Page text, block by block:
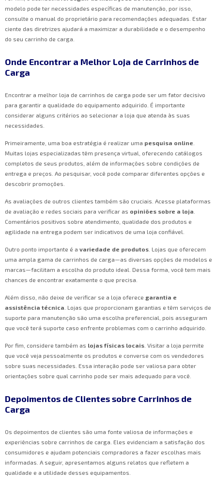
modelo pode ter necessidades específicas de manutenção, por isso,
consulte o manual do proprietário para recomendações adequadas. Estar
ciente das diretrizes ajudará a maximizar a durabilidade e o desempenho
do seu carrinho de carga.
Onde Encontrar a Melhor Loja de Carrinhos de
Carga
Encontrar a melhor loja de carrinhos de carga pode ser um fator decisivo
para garantir a qualidade do equipamento adquirido. É importante
considerar alguns critérios ao selecionar a loja que atenda às suas
necessidades.
Primeiramente, uma boa estratégia é realizar uma pesquisa online
Muitas lojas especializadas têm presença virtual, oferecendo catálogos
completos de seus produtos, além de informações sobre condições de
entrega e preços. Ao pesquisar, você pode comparar diferentes opções e
descobrir promoções.
As avaliações de outros clientes também são cruciais. Acesse plataformas
de avaliação e redes sociais para verificar as opiniões sobre a loja
Comentários positivos sobre atendimento, qualidade dos produtos e
agilidade na entrega podem ser indicativos de uma loja confiável.
Outro ponto importante é a variedade de produtos . Lojas que oferecem
uma ampla gama de carrinhos de carga—as diversas opções de modelos e
marcas—facilitam a escolha do produto ideal. Dessa forma, você tem mais
chances de encontrar exatamente o que precisa.
Além disso, não deixe de verificar se a loja oferece garantia e
assistência técnica . Lojas que proporcionam garantias e têm serviços de
suporte para manutenção são uma escolha preferencial, pois asseguram
que você terá suporte caso enfrente problemas com o carrinho adquirido.
Por fim, considere também as lojas físicas locais . Visitar a loja permite
que você veja pessoalmente os produtos e converse com os vendedores
sobre suas necessidades. Essa interação pode ser valiosa para obter
orientações sobre qual carrinho pode ser mais adequado para você.
Depoimentos de Clientes sobre Carrinhos de
Carga
Os depoimentos de clientes são uma fonte valiosa de informações e
experiências sobre carrinhos de carga. Eles evidenciam a satisfação dos
consumidores e ajudam potenciais compradores a fazer escolhas mais
informadas. A seguir, apresentamos alguns relatos que refletem a
qualidade e a utilidade desses equipamentos.